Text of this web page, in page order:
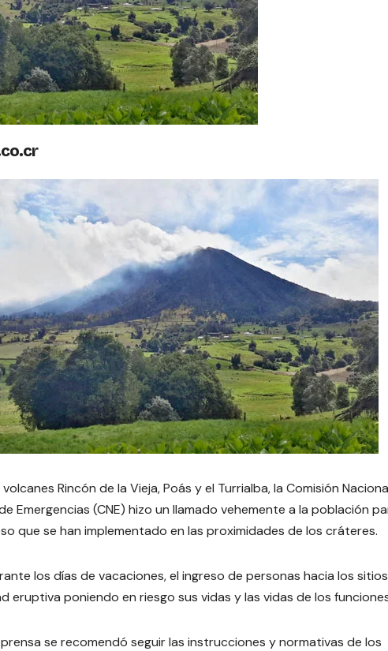
Rincón de la Vieja, Poás y el Turrialba, la Comisión
Emergencias (CNE) hizo un llamado vehemente a la población
que se han implementado en las proximidades de los cráteres.
los días de vacaciones, el ingreso de personas hacia los
eruptiva poniendo en riesgo sus vidas y las vidas de los
se recomendó seguir las instrucciones y normativas de los